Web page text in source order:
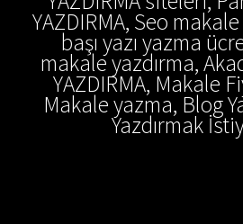
YAZDIRMA, Seo
başı yazı yazma
makale yazdırma,
YAZDIRMA, Makale
Makale yazma, Blog
Yazdırmak